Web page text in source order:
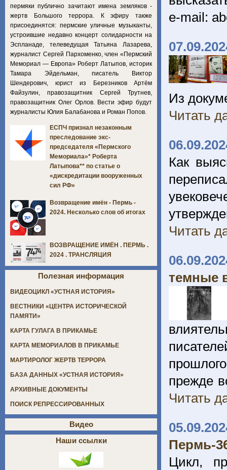
e-mail:
Из
Читать
Как
Читать
темные
прежде
Читать
Пермь-
Цикл,
пермяки публично зачитают имена земляков -
жертв Большого террора. К эфиру также
присоединятся: пермские уличные музыканты,
устроившие недавно концерт солидарности на
Эспланаде, телеведущая Татьяна Лазарева,
журналист Сергей Пархоменко, член «Пермский
Мемориал — Европа» Роберт Латыпов, историк
Тамара Эйдельман, писатель Виктор
Шендерович, юрист из Березников Артём
Файзулин, правозащитник Сергей Трутнев,
правозащитник Олег Орлов. Вести эфир будут
журналисты Юлия Балабанова и Роман Попов.
ЕСПЧ признал незаконным
преследование экс-
председателя «Пермского
Мемориала»* Роберта
Латыпова** по статье о
«дискредитации вооруженных
сил РФ»
Возвращение имён - Пермь -
2024. Несколько слов об итогах
ВОЗВРАЩЕНИЕ ИМЁН . ПЕРМЬ .
2024 . ТРАНСЛЯЦИЯ
Полезная информация
ВИДЕОЦИКЛ «УСТНАЯ ИСТОРИЯ»
ВЕСТНИКИ «ЦЕНТРА ИСТОРИЧЕСКОЙ
ПАМЯТИ»
КАРТА ГУЛАГА В ПРИКАМЬЕ
КАРТА МЕМОРИАЛОВ В ПРИКАМЬЕ
МАРТИРОЛОГ ЖЕРТВ ТЕРРОРА
БАЗА ДАННЫХ «УСТНАЯ ИСТОРИЯ»
АРХИВНЫЕ ДОКУМЕНТЫ
ПОИСК РЕПРЕССИРОВАННЫХ
Видео
Наши ссылки